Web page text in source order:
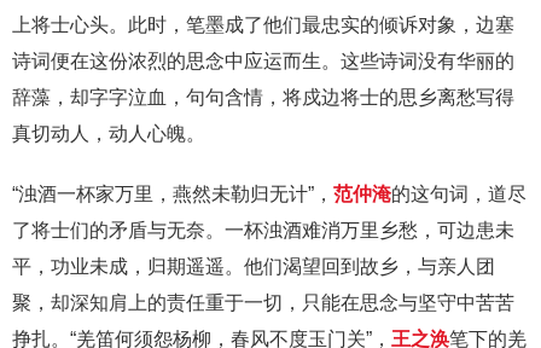
上将士心头。此时，笔墨成了他们最忠实的倾诉对象，边塞
诗词便在这份浓烈的思念中应运而生。这些诗词没有华丽的
辞藻，却字字泣血，句句含情，将戍边将士的思乡离愁写得
真切动人，动人心魄。
“浊酒一杯家万里，燕然未勒归无计”， 范仲淹的这句词，道尽
了将士们的矛盾与无奈。一杯浊酒难消万里乡愁，可边患未
平，功业未成，归期遥遥。他们渴望回到故乡，与亲人团
聚，却深知肩上的责任重于一切，只能在思念与坚守中苦苦
挣扎。“羌笛何须怨杨柳，春风不度玉门关”， 王之涣笔下的羌